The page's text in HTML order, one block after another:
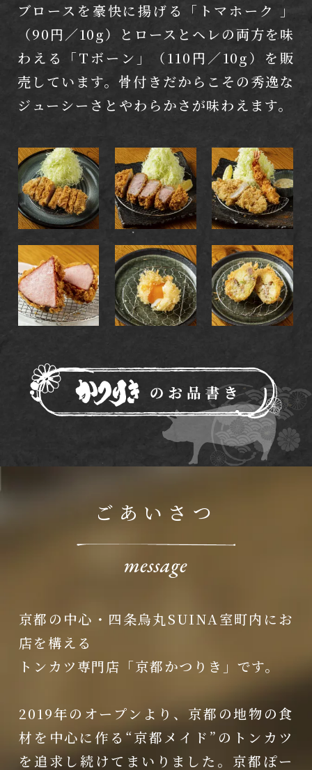
ブロースを豪快に揚げる「トマホーク 」
（90円／10g）とロースとヘレの両方を味
わえる「Tボーン」（110円／10g）を販
売しています。骨付きだからこその秀逸な
ジューシーさとやわらかさが味わえます。
ごあいさつ
京都の中心・四条烏丸SUINA室町内にお
店を構える
トンカツ専門店「京都かつりき」です。
2019年のオープンより、京都の地物の食
材を中心に作る“京都メイド”のトンカツ
を追求し続けてまいりました。京都ぽー